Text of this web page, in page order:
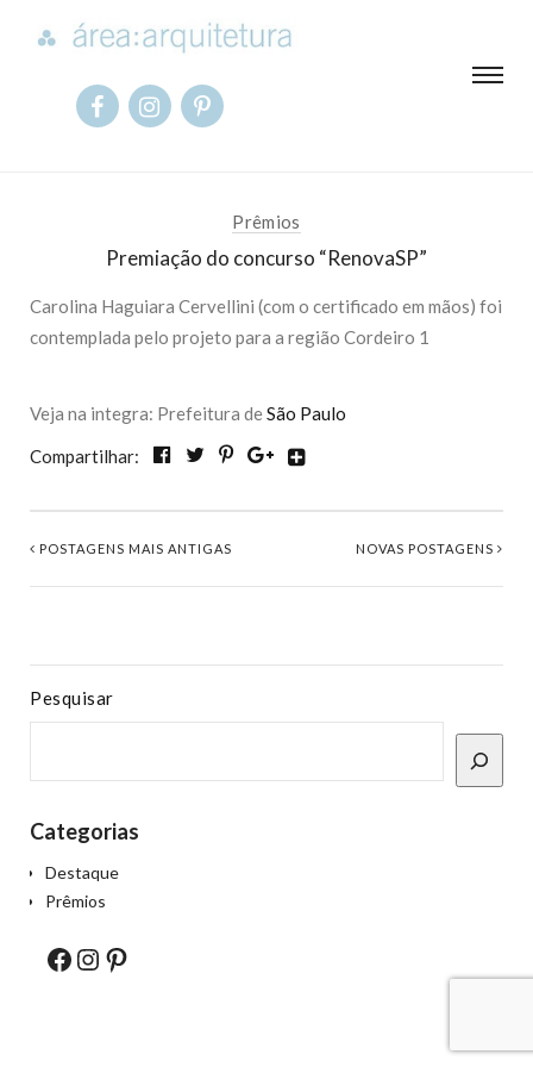
Prêmios
Premiação do concurso “RenovaSP”
Carolina Haguiara Cervellini (com o certificado em mãos) foi
contemplada pelo projeto para a região Cordeiro 1
Veja na integra: Prefeitura deSão Paulo
Compartilhar:
POSTAGENS MAIS ANTIGAS NOVAS POSTAGENS
Pesquisar
Categorias
Destaque
Prêmios
Facebook
Instagram
Pinterest